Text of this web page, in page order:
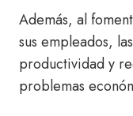
Además, al
sus empleados,
productividad y
problemas